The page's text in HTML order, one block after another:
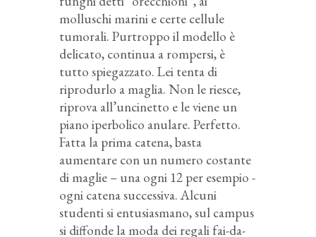
molluschi marini e certe cellule
tumorali. Purtroppo il modello è
delicato, continua a rompersi, è
tutto spiegazzato. Lei tenta di
riprodurlo a maglia. Non le riesce,
riprova all’uncinetto e le viene un
piano iperbolico anulare. Perfetto.
Fatta la prima catena, basta
aumentare con un numero costante
di maglie – una ogni 12 per esempio -
ogni catena successiva. Alcuni
studenti si entusiasmano, sul campus
si diffonde la moda dei regali fai-da-